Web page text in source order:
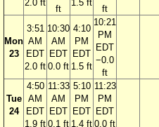
2.0 ft
ft
1.5 ft
ft
Mon
23
3:51
AM
EDT
2.0 ft
10:30
AM
EDT
0.0 ft
4:10
PM
EDT
1.5 ft
10:21
PM
EDT
−0.0
ft
Tue
24
4:50
AM
EDT
1.9 ft
11:33
AM
EDT
0.1 ft
5:10
PM
EDT
1.4 ft
11:23
PM
EDT
0.0 ft